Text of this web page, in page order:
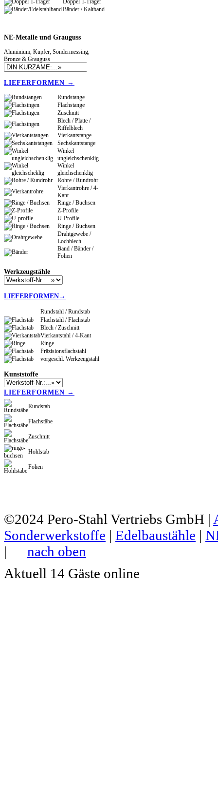
Doppel T-Träger
Bänder / Kaltband
NE-Metalle und Grauguss
Aluminium, Kupfer, Sondermessing,
Bronze & Grauguss
LIEFERFORMEN →
Rundstange
Flachstange
Zuschnitt
Blech / Platte /
Riffelblech
Vierkantstange
Sechskantstange
Winkel
ungleichschenklig
Winkel
gleichschenklig
Rohre / Rundrohr
Vierkantrohre / 4-
Kant
Ringe / Buchsen
Z-Profile
U-Profile
Ringe / Buchsen
Drahtgewebe /
Lochblech
Band / Bänder /
Folien
Werkzeugstähle
LIEFERFORMEN→
Rundstahl / Rundstab
Flachstahl / Flachstab
Blech / Zuschnitt
Vierkantstahl / 4-Kant
Ringe
Präzisionsflachstahl
vorgeschl. Werkzeugstahl
Kunststoffe
LIEFERFORMEN →
Rundstab
Flachstäbe
Zuschnitt
Hohlstab
Folien
©2024 Pero-Stahl Vertriebs GmbH |
Sonderwerkstoffe | Edelbaustähle |
| nach oben
Aktuell 14 Gäste online